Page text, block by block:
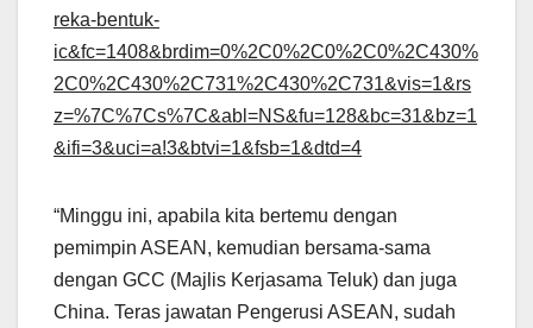
reka-bentuk-
ic&fc=1408&brdim=0%2C0%2C0%2C0%2C430%
2C0%2C430%2C731%2C430%2C731&vis=1&rs
z=%7C%7Cs%7C&abl=NS&fu=128&bc=31&bz=1
&ifi=3&uci=a!3&btvi=1&fsb=1&dtd=4
“Minggu ini, apabila kita bertemu dengan
pemimpin ASEAN, kemudian bersama-sama
dengan GCC (Majlis Kerjasama Teluk) dan juga
China. Teras jawatan Pengerusi ASEAN, sudah